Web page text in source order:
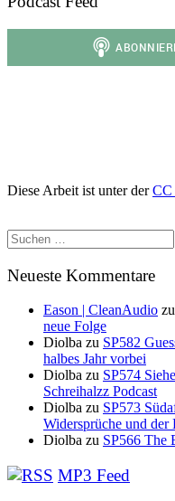
Diese Arbeit ist unter der
Suchen
nach:
Neueste Kommentare
Eason | CleanAudio zu
neue Folge
Diolba zu SP582
halbes Jahr vorbei
Diolba zu SP574
Schreihalzz Podcast
Diolba zu SP573
Widersprüche und
Diolba zu SP566 The
MP3 Feed